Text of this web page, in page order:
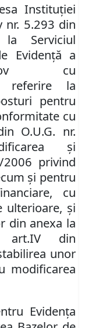
Instituţiei
nr. 5.293 din
la Serviciul
Evidenţă a
cu
referire la
pentru
cu
O.U.G. nr.
şi
privind
şi pentru
cu
ulterioare, şi
din anexa la
art.IV din
unor
modificarea
Evidenţa